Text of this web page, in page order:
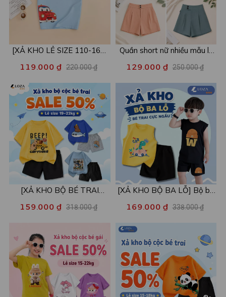
[XẢ KHO LẺ SIZE 110-160]
mẫu - Áo trẻ em từ 15-42kg
- Loza Kids XPL001
119.000 ₫ 220.000 ₫
Quần short nữ nhiều mẫu lẻ
còn 99k/c - Loza XA016
129.000 ₫ 250.000 ₫
[XẢ KHO BỘ BÉ TRAI
nhiều mẫu - Quần áo bé trai
XB003
159.000 ₫ 318.000 ₫
[XẢ KHO BỘ BA LỖ] Bộ ba
size từ 15-40kg - Quần áo
bé trai - Loza Kids XABL01
169.000 ₫ 338.000 ₫